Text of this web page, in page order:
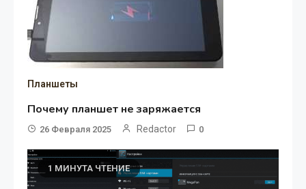
Планшеты
Почему планшет не заряжается
26 Февраля 2025 Redactor 0
1 МИНУТА ЧТЕНИЕ